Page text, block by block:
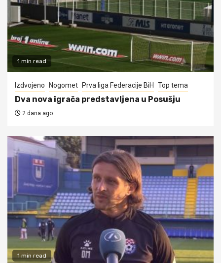
1 min read
Izdvojeno Nogomet Prva liga Federacije BiH Top tema
Dva nova igrača predstavljena u Posušju
2 dana ago
1 min read